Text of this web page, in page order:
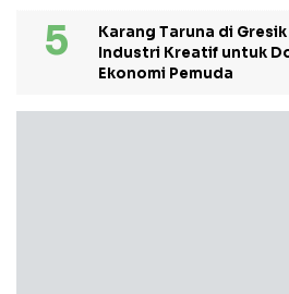
Karang Taruna di
Industri Kreatif untuk
Ekonomi Pemuda